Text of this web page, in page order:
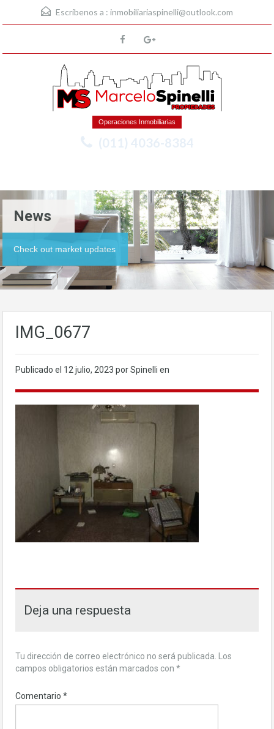
Escríbenos a : inmobiliariaspinelli@outlook.com
Operaciones Inmobiliarias
(011) 4036-8384
News
Check out market updates
IMG_0677
Publicado el 12 julio, 2023 por Spinelli en
Deja una respuesta
Tu dirección de correo electrónico no será publicada.
Los
campos obligatorios están marcados con *
Comentario *